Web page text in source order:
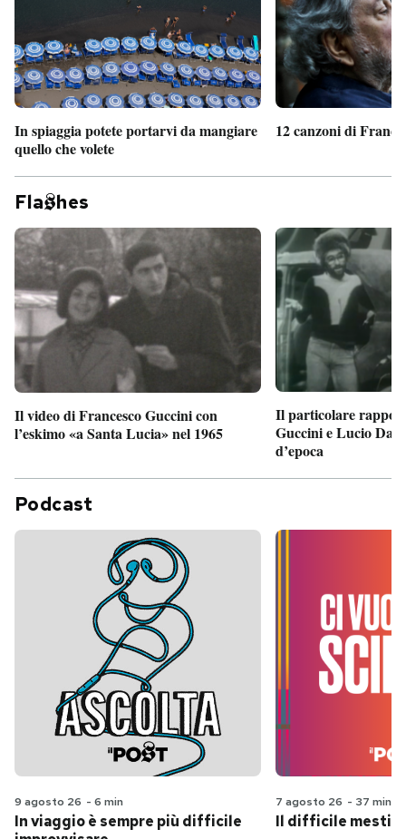
In spiaggia potete portarvi da mangiare
quello che volete
12 canzoni di
Fla hes
Il video di Francesco Guccini con
l’eskimo «a Santa Lucia» nel 1965
Il particolare
Guccini e Lucio
d’epoca
Podcast
9 agosto 26 - 6 min
In viaggio è sempre più difficile
7 agosto 26 - 37 min
Il difficile